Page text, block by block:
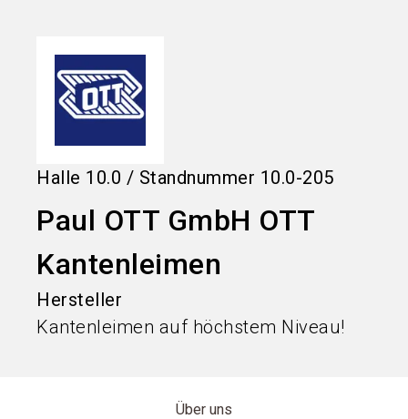
Halle 10.0 / Standnummer 10.0-205
Paul OTT GmbH OTT
Kantenleimen
Hersteller
Kantenleimen auf höchstem Niveau!
Über uns